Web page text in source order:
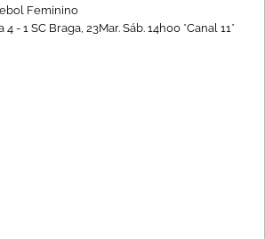
Feminino
4 - 1 SC Braga, 23Mar. Sáb. 14h00 *Canal 11*